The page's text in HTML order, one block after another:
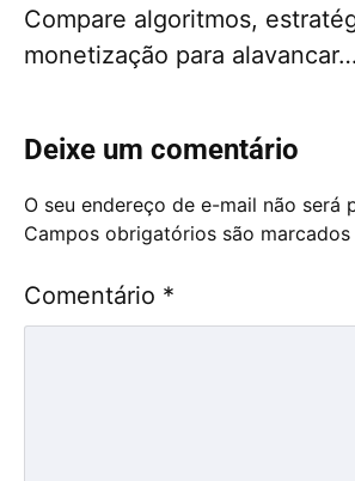
Compare algoritmos,
monetização para alavancar…
Deixe um comentário
O seu endereço de e-mail não será
Campos obrigatórios são marcados
Comentário *